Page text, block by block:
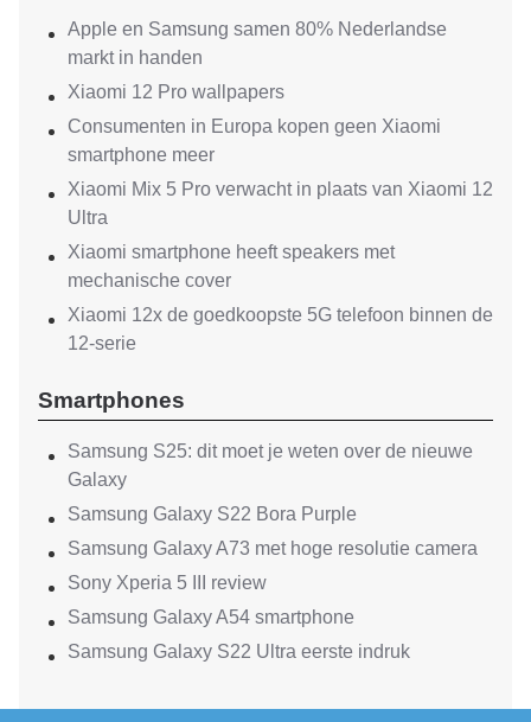
Apple en Samsung samen 80% Nederlandse
markt in handen
Xiaomi 12 Pro wallpapers
Consumenten in Europa kopen geen Xiaomi
smartphone meer
Xiaomi Mix 5 Pro verwacht in plaats van Xiaomi 12
Ultra
Xiaomi smartphone heeft speakers met
mechanische cover
Xiaomi 12x de goedkoopste 5G telefoon binnen de
12-serie
Smartphones
Samsung S25: dit moet je weten over de nieuwe
Galaxy
Samsung Galaxy S22 Bora Purple
Samsung Galaxy A73 met hoge resolutie camera
Sony Xperia 5 III review
Samsung Galaxy A54 smartphone
Samsung Galaxy S22 Ultra eerste indruk